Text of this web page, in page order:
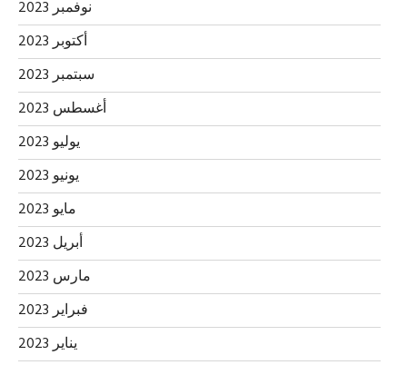
نوفمبر 2023
أكتوبر 2023
سبتمبر 2023
أغسطس 2023
يوليو 2023
يونيو 2023
مايو 2023
أبريل 2023
مارس 2023
فبراير 2023
يناير 2023